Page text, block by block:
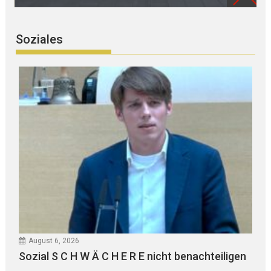
Soziales
August 6, 2026
Sozial S C H W Ä C H E R E nicht benachteiligen